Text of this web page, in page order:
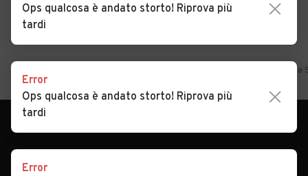
Auto usate in vendita
Ops qualcosa è andato storto! Riprova più
tardi
Error
Ops qualcosa è andato storto! Riprova più
tardi
Error